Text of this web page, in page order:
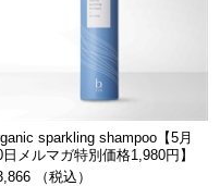
sparkling shampoo【5月
日メルマガ特別価格1,980円】
（税込）